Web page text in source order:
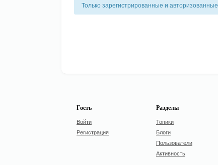
Только зарегистрированные и
Гость
Войти
Регистрация
Разделы
Топики
Блоги
Пользователи
Активность